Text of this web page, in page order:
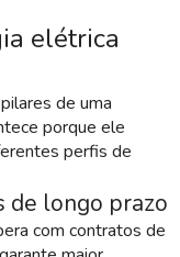
elétrica
de uma
porque ele
perfis de
de longo prazo
com contratos de